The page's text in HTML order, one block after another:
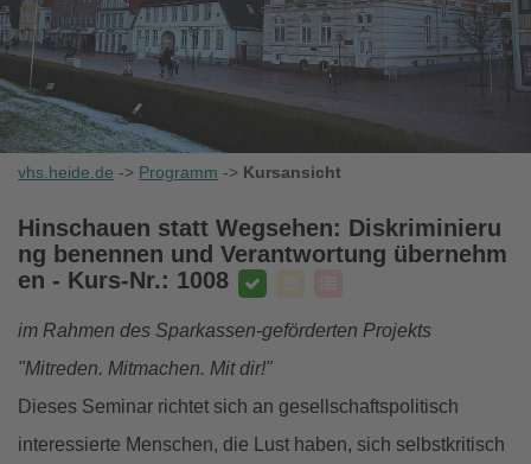
vhs.heide.de -> Programm -> Kursansicht
Hinschauen statt Wegsehen: Diskriminieru
ng benennen und Verantwortung übernehm
en - Kurs-Nr.: 1008
im Rahmen des Sparkassen-geförderten Projekts
"Mitreden. Mitmachen. Mit dir!"
Dieses Seminar richtet sich an gesellschaftspolitisch
interessierte Menschen, die Lust haben, sich selbstkritisch